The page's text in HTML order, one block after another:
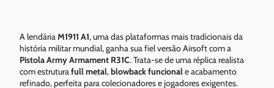
A lendáriaM1911 A1, uma das plataformas mais tradicionais da
história militar mundial, ganha sua fiel versão Airsoft com a
Pistola Army Armament R31C. Trata-se de uma réplica realista
com estruturafull metal,blowback funcionale acabamento
refinado, perfeita para colecionadores e jogadores exigentes.